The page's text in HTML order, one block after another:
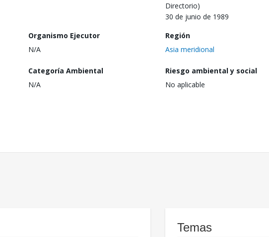
Directorio)
30 de junio de 1989
Organismo Ejecutor
N/A
Región
Asia meridional
Categoría Ambiental
N/A
Riesgo ambiental y social
No aplicable
Temas